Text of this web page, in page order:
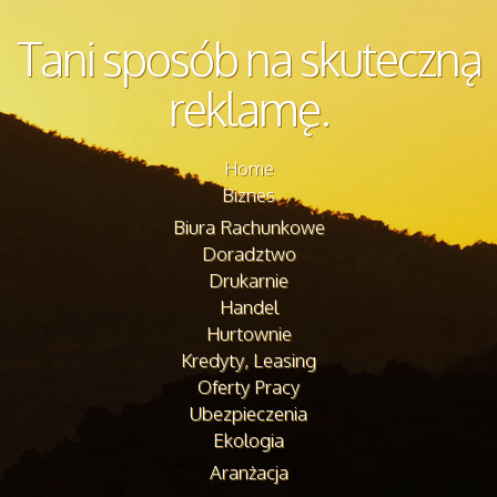
Tani sposób na skuteczną
reklamę.
Home
Biznes
Biura Rachunkowe
Doradztwo
Drukarnie
Handel
Hurtownie
Kredyty, Leasing
Oferty Pracy
Ubezpieczenia
Ekologia
Aranżacja